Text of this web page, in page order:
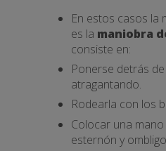
En estos casos la
es la maniobra
consiste en:
Ponerse detrás
atragantando.
Rodearla con los
Colocar una
esternón y